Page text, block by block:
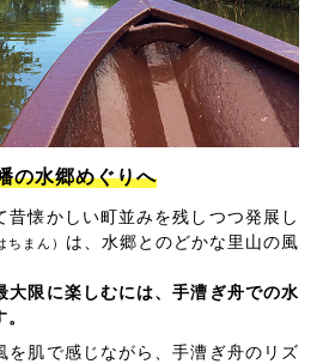
の水郷めぐりへ
昔懐かしい町並みを残しつつ発展し
ちまん） は、水郷とのどかな里山の風
大限に楽しむには、手漕ぎ舟での水
を肌で感じながら、手漕ぎ舟のリズ